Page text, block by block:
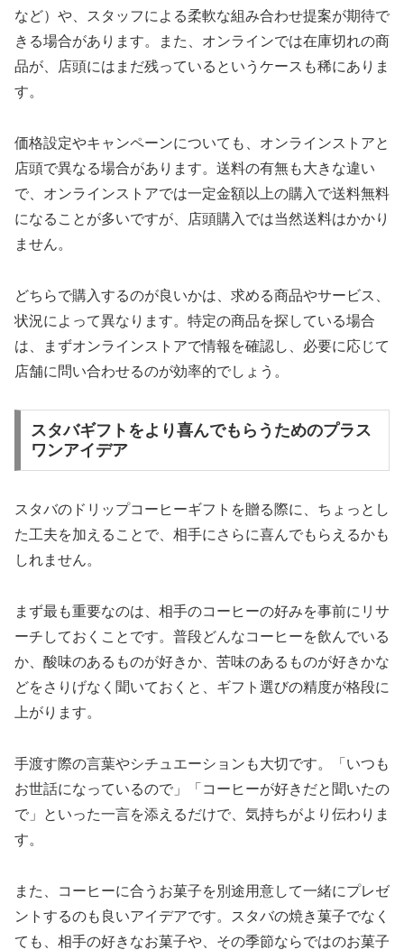
など）や、スタッフによる柔軟な組み合わせ提案が期待で
きる場合があります。また、オンラインでは在庫切れの商
品が、店頭にはまだ残っているというケースも稀にありま
す。
価格設定やキャンペーンについても、オンラインストアと
店頭で異なる場合があります。送料の有無も大きな違い
で、オンラインストアでは一定金額以上の購入で送料無料
になることが多いですが、店頭購入では当然送料はかかり
ません。
どちらで購入するのが良いかは、求める商品やサービス、
状況によって異なります。特定の商品を探している場合
は、まずオンラインストアで情報を確認し、必要に応じて
店舗に問い合わせるのが効率的でしょう。
スタバギフトをより喜んでもらうためのプラス
ワンアイデア
スタバのドリップコーヒーギフトを贈る際に、ちょっとし
た工夫を加えることで、相手にさらに喜んでもらえるかも
しれません。
まず最も重要なのは、相手のコーヒーの好みを事前にリサ
ーチしておくことです。普段どんなコーヒーを飲んでいる
か、酸味のあるものが好きか、苦味のあるものが好きかな
どをさりげなく聞いておくと、ギフト選びの精度が格段に
上がります。
手渡す際の言葉やシチュエーションも大切です。「いつも
お世話になっているので」「コーヒーが好きだと聞いたの
で」といった一言を添えるだけで、気持ちがより伝わりま
す。
また、コーヒーに合うお菓子を別途用意して一緒にプレゼ
ントするのも良いアイデアです。スタバの焼き菓子でなく
ても、相手の好きなお菓子や、その季節ならではのお菓子